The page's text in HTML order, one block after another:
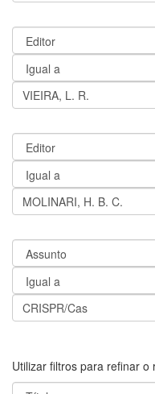
Utilizar filtros para refinar o